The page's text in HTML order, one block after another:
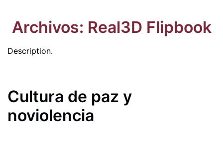
Archivos: Real3D Flipbook
Description.
Cultura de paz y
noviolencia